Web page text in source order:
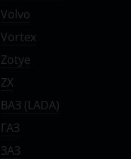
Volvo
Vortex
Zotye
ZX
ВАЗ (LADA)
ГАЗ
ЗАЗ